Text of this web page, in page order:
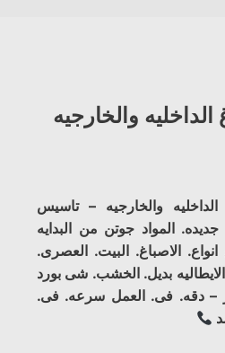
والخارجيه
والخارجيه – تاسيس
المواد جوتن من البدايه
انواع. الاصباغ. البيت. العصرى.
بديل. الخشب. شى بورد
– دقه. فى. العمل سرعه. فى.